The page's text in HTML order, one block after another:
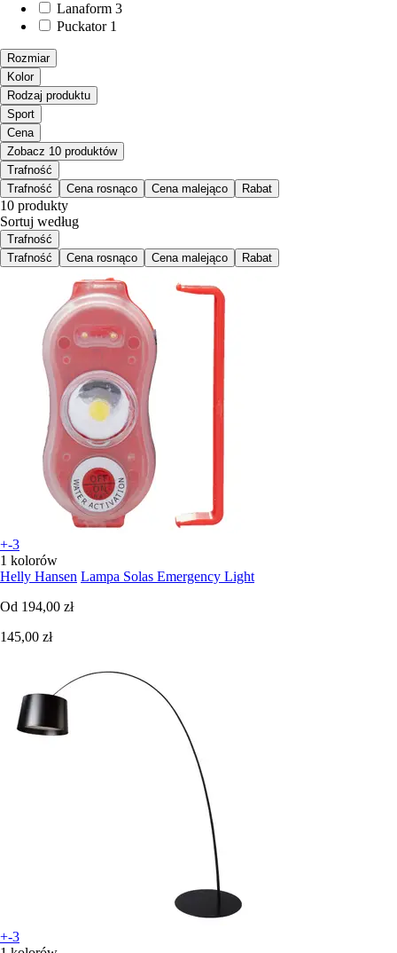
Lanaform 3
Puckator 1
Rozmiar
Kolor
Rodzaj produktu
Sport
Cena
Zobacz 10 produktów
Trafność
Trafność
Cena rosnąco Cena malejąco Rabat
10 produkty
Sortuj według
Trafność
Trafność
Cena rosnąco Cena malejąco Rabat
+-3
1 kolorów
Helly Hansen Lampa Solas Emergency Light
Od 194,00 zł
145,00 zł
+-3